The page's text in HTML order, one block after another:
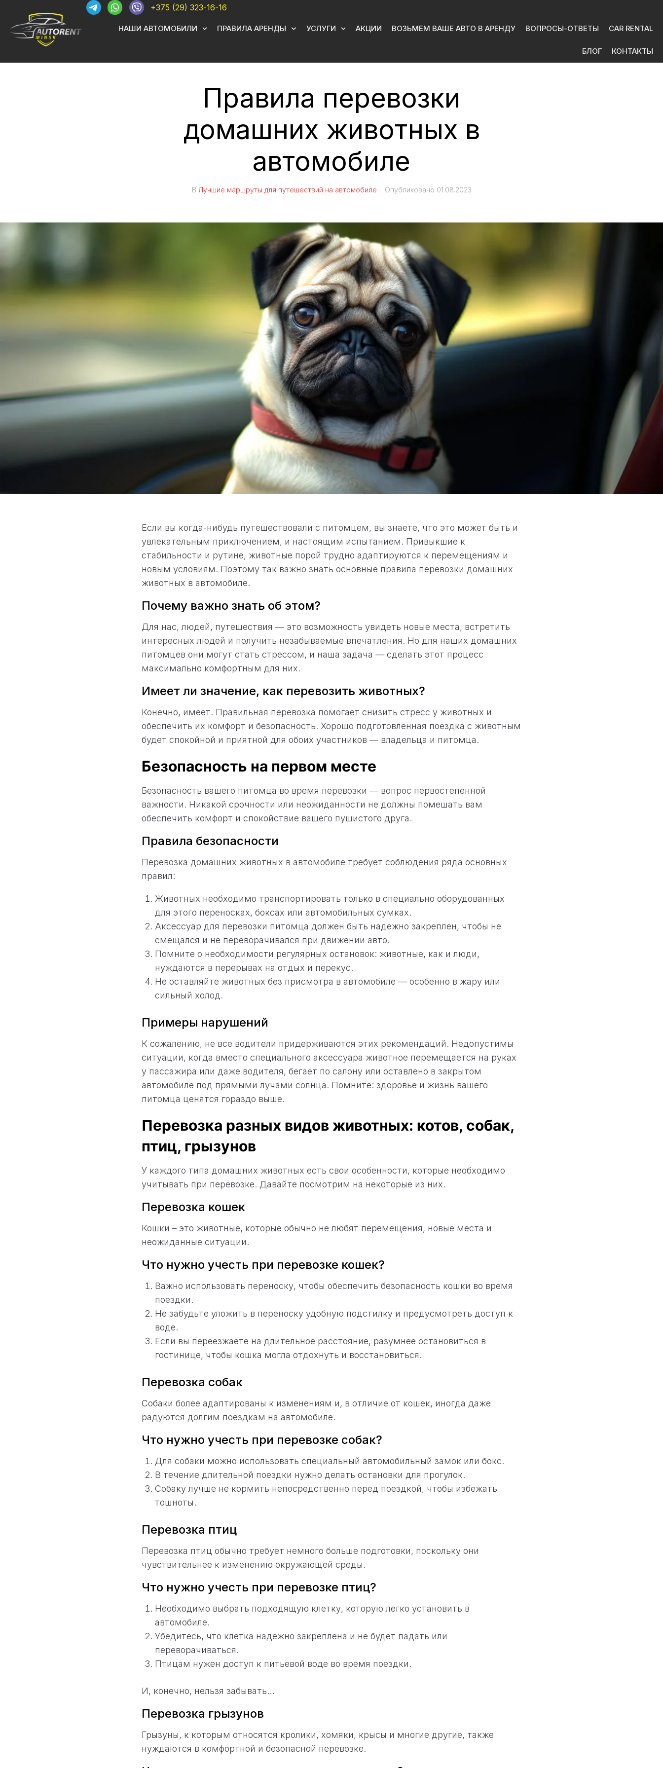
+375 (29) 323-16-16
НАШИ АВТОМОБИЛИ ПРАВИЛА АРЕНДЫ УСЛУГИ АКЦИИ ВОЗЬМЕМ ВАШЕ АВТО В АРЕНДУ ВОПРОСЫ-ОТВЕТЫ CAR RENTAL
БЛОГ КОНТАКТЫ
Правила перевозки
домашних животных в
автомобиле
В Лучшие маршруты для путешествий на автомобиле Опубликовано 01.08.2023
Если вы когда-нибудь путешествовали с питомцем, вы знаете, что это может быть и
увлекательным приключением, и настоящим испытанием. Привыкшие к
стабильности и рутине, животные порой трудно адаптируются к перемещениям и
новым условиям. Поэтому так важно знать основные правила перевозки домашних
животных в автомобиле.
Почему важно знать об этом?
Для нас, людей, путешествия — это возможность увидеть новые места, встретить
интересных людей и получить незабываемые впечатления. Но для наших домашних
питомцев они могут стать стрессом, и наша задача — сделать этот процесс
максимально комфортным для них.
Имеет ли значение, как перевозить животных?
Конечно, имеет. Правильная перевозка помогает снизить стресс у животных и
обеспечить их комфорт и безопасность. Хорошо подготовленная поездка с животным
будет спокойной и приятной для обоих участников — владельца и питомца.
Безопасность на первом месте
Безопасность вашего питомца во время перевозки — вопрос первостепенной
важности. Никакой срочности или неожиданности не должны помешать вам
обеспечить комфорт и спокойствие вашего пушистого друга.
Правила безопасности
Перевозка домашних животных в автомобиле требует соблюдения ряда основных
правил:
Животных необходимо транспортировать только в специально оборудованных
для этого переносках, боксах или автомобильных сумках.
Аксессуар для перевозки питомца должен быть надежно закреплен, чтобы не
смещался и не переворачивался при движении авто.
Помните о необходимости регулярных остановок: животные, как и люди,
нуждаются в перерывах на отдых и перекус.
Не оставляйте животных без присмотра в автомобиле — особенно в жару или
сильный холод.
Примеры нарушений
К сожалению, не все водители придерживаются этих рекомендаций. Недопустимы
ситуации, когда вместо специального аксессуара животное перемещается на руках
у пассажира или даже водителя, бегает по салону или оставлено в закрытом
автомобиле под прямыми лучами солнца. Помните: здоровье и жизнь вашего
питомца ценятся гораздо выше.
Перевозка разных видов животных: котов, собак,
птиц, грызунов
У каждого типа домашних животных есть свои особенности, которые необходимо
учитывать при перевозке. Давайте посмотрим на некоторые из них.
Перевозка кошек
Кошки – это животные, которые обычно не любят перемещения, новые места и
неожиданные ситуации.
Что нужно учесть при перевозке кошек?
Важно использовать переноску, чтобы обеспечить безопасность кошки во время
поездки.
Не забудьте уложить в переноску удобную подстилку и предусмотреть доступ к
воде.
Если вы переезжаете на длительное расстояние, разумнее остановиться в
гостинице, чтобы кошка могла отдохнуть и восстановиться.
Перевозка собак
Собаки более адаптированы к изменениям и, в отличие от кошек, иногда даже
радуются долгим поездкам на автомобиле.
Что нужно учесть при перевозке собак?
Для собаки можно использовать специальный автомобильный замок или бокс.
В течение длительной поездки нужно делать остановки для прогулок.
Собаку лучше не кормить непосредственно перед поездкой, чтобы избежать
тошноты.
Перевозка птиц
Перевозка птиц обычно требует немного больше подготовки, поскольку они
чувствительнее к изменению окружающей среды.
Что нужно учесть при перевозке птиц?
Необходимо выбрать подходящую клетку, которую легко установить в
автомобиле.
Убедитесь, что клетка надежно закреплена и не будет падать или
переворачиваться.
Птицам нужен доступ к питьевой воде во время поездки.
И, конечно, нельзя забывать…
Перевозка грызунов
Грызуны, к которым относятся кролики, хомяки, крысы и многие другие, также
нуждаются в комфортной и безопасной перевозке.